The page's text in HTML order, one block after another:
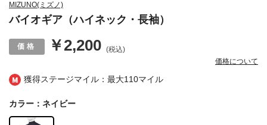
獲得ステージマイル：最大110マイル
MIZUNO(ミズノ)
バイオギア（ハイネック・長袖）
￥2,200 (税込)
価格について
カラー：ネイビー